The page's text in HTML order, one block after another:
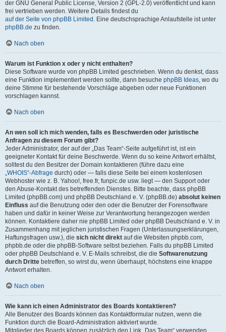
der GNU General Public License, Version 2 (GPL-2.0) veröffentlicht und kann
frei vertrieben werden. Weitere Details findest du
auf der Seite von phpBB Limited . Eine deutschsprachige Anlaufstelle ist unter
phpBB.de zu finden.
Nach oben
Warum ist Funktion x oder y nicht enthalten?
Diese Software wurde von phpBB Limited geschrieben. Wenn du denkst, dass
eine Funktion implementiert werden sollte, dann besuche phpBB Ideas, wo du
deine Stimme für bestehende Vorschläge abgeben oder neue Funktionen
vorschlagen kannst.
Nach oben
An wen soll ich mich wenden, falls es Beschwerden oder juristische
Anfragen zu diesem Forum gibt?
Jeder Administrator, der auf der „Das Team“-Seite aufgeführt ist, ist ein
geeigneter Kontakt für deine Beschwerde. Wenn du so keine Antwort erhältst,
solltest du den Besitzer der Domain kontaktieren (führe dazu eine
„WHOIS“-Abfrage durch) oder — falls diese Seite bei einem kostenlosen
Webhoster wie z. B. Yahoo!, free.fr, funpic.de usw. liegt — den Support oder
den Abuse-Kontakt des betreffenden Dienstes. Bitte beachte, dass phpBB
Limited (phpBB.com) und phpBB Deutschland e. V. (phpBB.de) absolut keinen
Einfluss auf die Benutzung oder den oder die Benutzer der Forensoftware
haben und dafür in keiner Weise zur Verantwortung herangezogen werden
können. Kontaktiere daher nie phpBB Limited oder phpBB Deutschland e. V. in
Zusammenhang mit jeglichen juristischen Fragen (Unterlassungserklärungen,
Haftungsfragen usw.), die sich nicht direkt auf die Websiten phpbb.com,
phpbb.de oder die phpBB-Software selbst beziehen. Falls du phpBB Limited
oder phpBB Deutschland e. V. E-Mails schreibst, die die Softwarenutzung
durch Dritte betreffen, so wirst du, wenn überhaupt, höchstens eine knappe
Antwort erhalten.
Nach oben
Wie kann ich einen Administrator des Boards kontaktieren?
Alle Benutzer des Boards können das Kontaktformular nutzen, wenn die
Funktion durch die Board-Administration aktiviert wurde.
Mitglieder des Boards können zusätzlich den Link „Das Team“ verwenden.